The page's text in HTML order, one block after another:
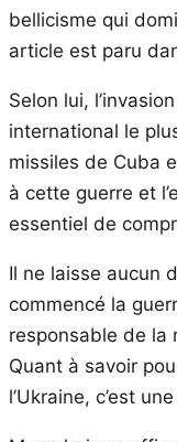
bellicisme qui
article est paru
Selon lui,
international le
missiles de Cuba
à cette guerre et
essentiel de
Il ne laisse aucun
commencé la
responsable de la
Quant à savoir
l’Ukraine, c’est